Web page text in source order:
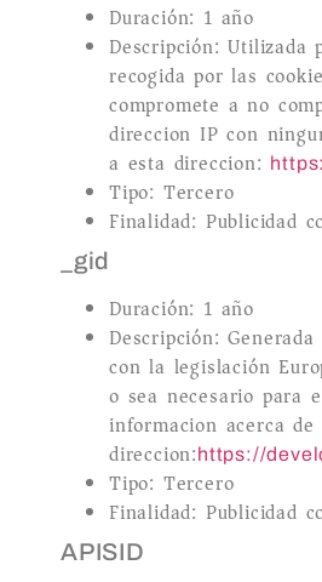
Duración: 1 año
Descripción: Utilizada
recogida por las
compromete a no
direccion IP con
a esta direccion:
Tipo: Tercero
Finalidad: Publicidad
_gid
Duración: 1 año
Descripción:
con la legislación
o sea necesario para
informacion acerca
direccion:https://
Tipo: Tercero
Finalidad: Publicidad
APISID